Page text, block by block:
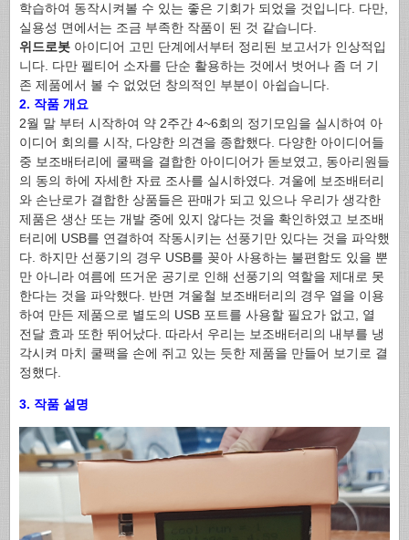
학습하여 동작시켜볼 수 있는 좋은 기회가 되었을 것입니다. 다만,
실용성 면에서는 조금 부족한 작품이 된 것 같습니다.
위드로봇 아이디어 고민 단계에서부터 정리된 보고서가 인상적입
니다. 다만 펠티어 소자를 단순 활용하는 것에서 벗어나 좀 더 기
존 제품에서 볼 수 없었던 창의적인 부분이 아쉽습니다.
2. 작품 개요
2월 말 부터 시작하여 약 2주간 4~6회의 정기모임을 실시하여 아
이디어 회의를 시작, 다양한 의견을 종합했다. 다양한 아이디어들
중 보조배터리에 쿨팩을 결합한 아이디어가 돋보였고, 동아리원들
의 동의 하에 자세한 자료 조사를 실시하였다. 겨울에 보조배터리
와 손난로가 결합한 상품들은 판매가 되고 있으나 우리가 생각한
제품은 생산 또는 개발 중에 있지 않다는 것을 확인하였고 보조배
터리에 USB를 연결하여 작동시키는 선풍기만 있다는 것을 파악했
다. 하지만 선풍기의 경우 USB를 꽂아 사용하는 불편함도 있을 뿐
만 아니라 여름에 뜨거운 공기로 인해 선풍기의 역할을 제대로 못
한다는 것을 파악했다. 반면 겨울철 보조배터리의 경우 열을 이용
하여 만든 제품으로 별도의 USB 포트를 사용할 필요가 없고, 열
전달 효과 또한 뛰어났다. 따라서 우리는 보조배터리의 내부를 냉
각시켜 마치 쿨팩을 손에 쥐고 있는 듯한 제품을 만들어 보기로 결
정했다.
3. 작품 설명